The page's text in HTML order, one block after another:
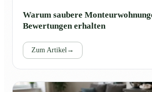
Warum saubere
Bewertungen erhalten
Zum Artikel→